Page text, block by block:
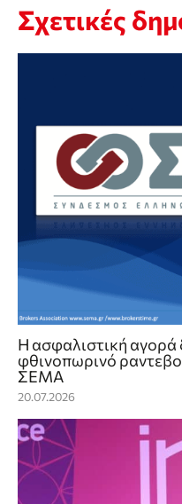
Σχετικές
Η ασφαλιστική αγορά
φθινοπωρινό
ΣΕΜΑ
20.07.2026